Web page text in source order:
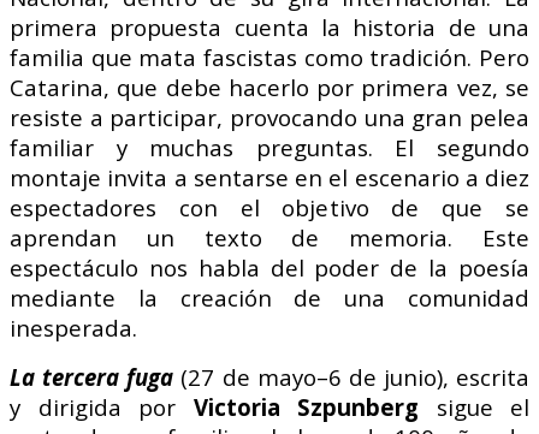
primera propuesta cuenta la historia de una
familia que mata fascistas como tradición. Pero
Catarina, que debe hacerlo por primera vez, se
resiste a participar, provocando una gran pelea
familiar y muchas preguntas. El segundo
montaje invita a sentarse en el escenario a diez
espectadores con el objetivo de que se
aprendan un texto de memoria. Este
espectáculo nos habla del poder de la poesía
mediante la creación de una comunidad
inesperada.
La tercera fuga (27 de mayo–6 de junio), escrita
y dirigida por Victoria Szpunberg sigue el